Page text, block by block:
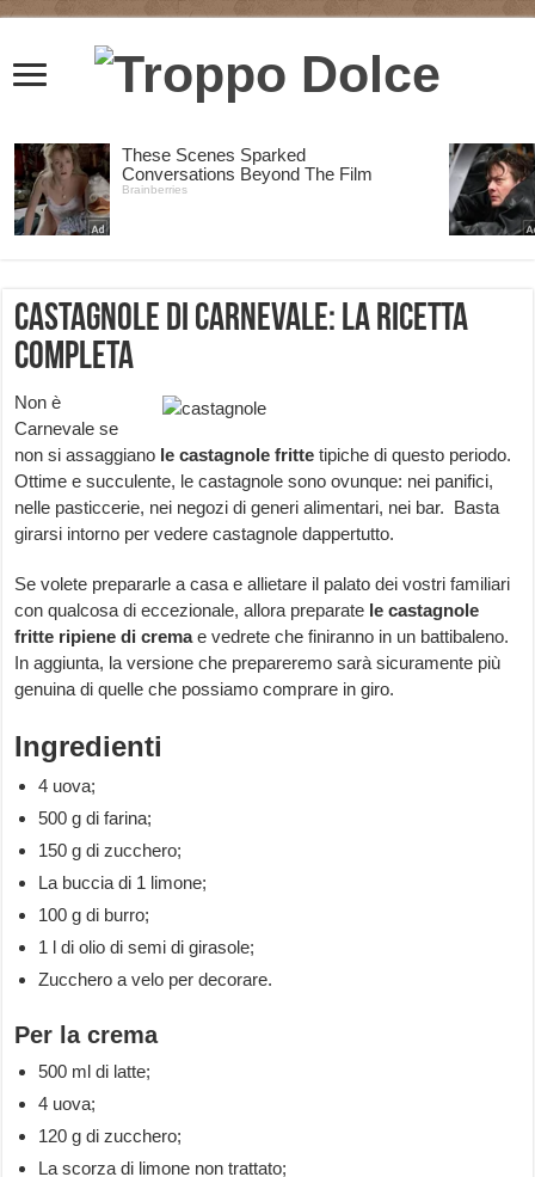
Castagnole di Carnevale: la ricetta
completa
Non è
Carnevale se
non si assaggiano le castagnole fritte tipiche di questo periodo.
Ottime e succulente, le castagnole sono ovunque: nei panifici,
nelle pasticcerie, nei negozi di generi alimentari, nei bar. Basta
girarsi intorno per vedere castagnole dappertutto.
Se volete prepararle a casa e allietare il palato dei vostri familiari
con qualcosa di eccezionale, allora preparate le castagnole
fritte ripiene di cremae vedrete che finiranno in un battibaleno.
In aggiunta, la versione che prepareremo sarà sicuramente più
genuina di quelle che possiamo comprare in giro.
Ingredienti
4 uova;
500 g di farina;
150 g di zucchero;
La buccia di 1 limone;
100 g di burro;
1 l di olio di semi di girasole;
Zucchero a velo per decorare.
Per la crema
500 ml di latte;
4 uova;
120 g di zucchero;
La scorza di limone non trattato;